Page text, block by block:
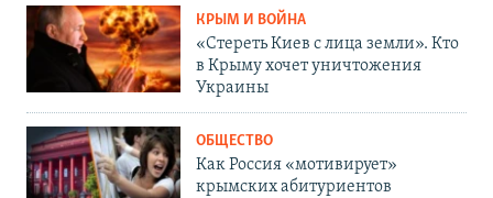
КРЫМ И ВОЙНА
«Стереть Киев с лица земли». Кто
в Крыму хочет уничтожения
Украины
ОБЩЕСТВО
Как Россия «мотивирует»
крымских абитуриентов